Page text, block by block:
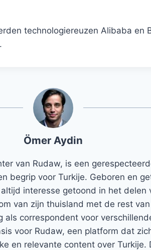
technologiereuzen Alibaba en
Ömer Aydin
van Rudaw, is een
begrip voor Turkije. Geboren en
interesse getoond in het delen
van zijn thuisland met de rest
als correspondent voor
voor Rudaw, een platform dat
en relevante content over Turkije.